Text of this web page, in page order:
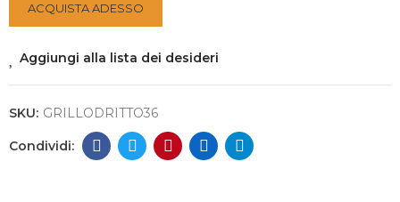
ACQUISTA ADESSO
Aggiungi alla lista dei desideri
SKU: GRILLODRITTO36